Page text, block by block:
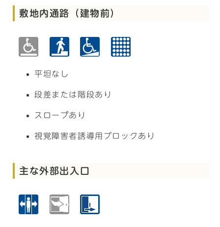
敷地内通路（建物前）
平坦なし
段差または階段あり
スロープあり
視覚障害者誘導用ブロックあり
主な外部出入口